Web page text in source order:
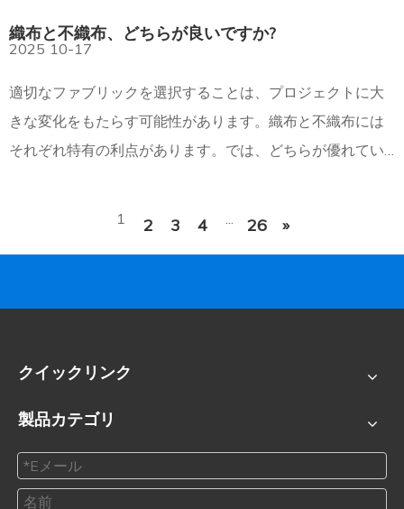
織布と不織布、どちらが良いですか?
適切なファブリックを選択することは、プロジェクトに大
きな変化をもたらす可能性があります。織布と不織布には
それぞれ特有の利点があります。では、どちらが優れてい
2025 10-17
1 2 3 4 26 »
クイックリンク
製品カテゴリ